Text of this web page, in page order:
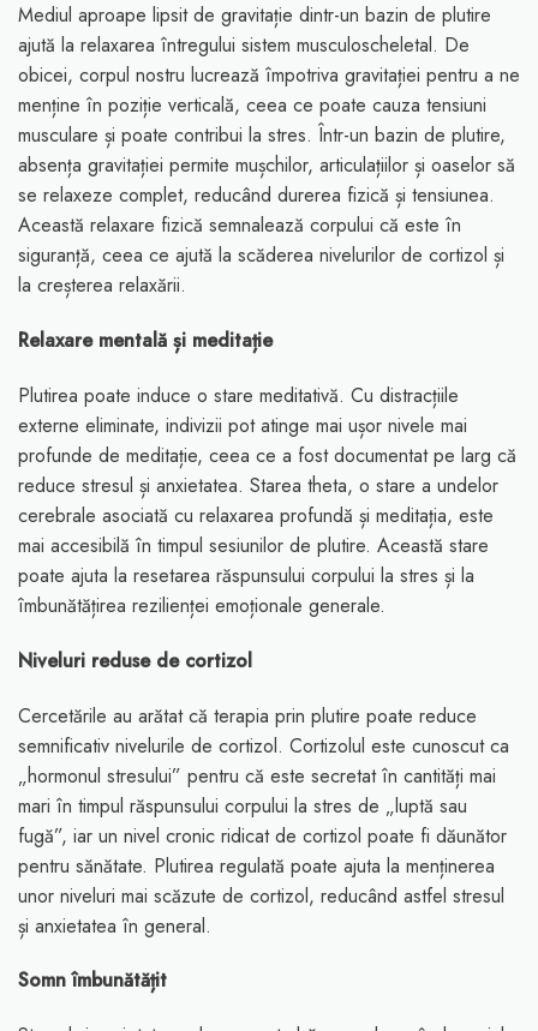
Mediul aproape lipsit de gravitație dintr-un bazin de plutire
ajută la relaxarea întregului sistem musculoscheletal. De
obicei, corpul nostru lucrează împotriva gravitației pentru a ne
menține în poziție verticală, ceea ce poate cauza tensiuni
musculare și poate contribui la stres. Într-un bazin de plutire,
absența gravitației permite mușchilor, articulațiilor și oaselor să
se relaxeze complet, reducând durerea fizică și tensiunea.
Această relaxare fizică semnalează corpului că este în
siguranță, ceea ce ajută la scăderea nivelurilor de cortizol și
la creșterea relaxării.
Relaxare mentală și meditație
Plutirea poate induce o stare meditativă. Cu distracțiile
externe eliminate, indivizii pot atinge mai ușor nivele mai
profunde de meditație, ceea ce a fost documentat pe larg că
reduce stresul și anxietatea. Starea theta, o stare a undelor
cerebrale asociată cu relaxarea profundă și meditația, este
mai accesibilă în timpul sesiunilor de plutire. Această stare
poate ajuta la resetarea răspunsului corpului la stres și la
îmbunătățirea rezilienței emoționale generale.
Niveluri reduse de cortizol
Cercetările au arătat că terapia prin plutire poate reduce
semnificativ nivelurile de cortizol. Cortizolul este cunoscut ca
„hormonul stresului” pentru că este secretat în cantități mai
mari în timpul răspunsului corpului la stres de „luptă sau
fugă”, iar un nivel cronic ridicat de cortizol poate fi dăunător
pentru sănătate. Plutirea regulată poate ajuta la menținerea
unor niveluri mai scăzute de cortizol, reducând astfel stresul
și anxietatea în general.
Somn îmbunătățit